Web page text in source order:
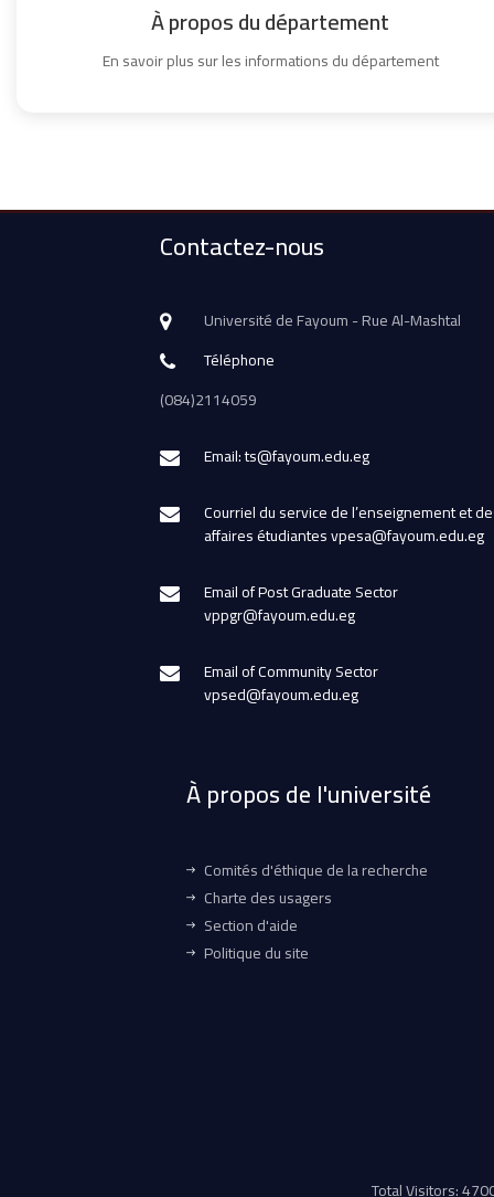
À propos du département
En savoir plus sur les informations du département
Contactez-nous
Université de Fayoum - Rue Al-Mashtal
Téléphone
(084)2114059
Email: ts@fayoum.edu.eg
Courriel du service de l’enseignement et
affaires étudiantes vpesa@fayoum.edu.eg
Email of Post Graduate Sector
vppgr@fayoum.edu.eg
Email of Community Sector
vpsed@fayoum.edu.eg
À propos de l'université
Comités d'éthique de la recherche
Charte des usagers
Section d'aide
Politique du site
Total Visitors: